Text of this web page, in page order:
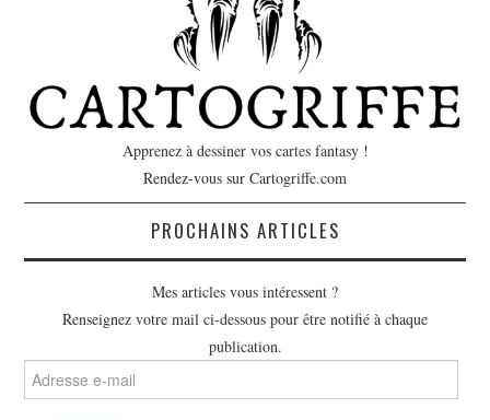
Apprenez à dessiner vos cartes fantasy !
Rendez-vous sur Cartogriffe.com
PROCHAINS ARTICLES
Mes articles vous intéressent ?
Renseignez votre mail ci-dessous pour être notifié à chaque
publication.
e-